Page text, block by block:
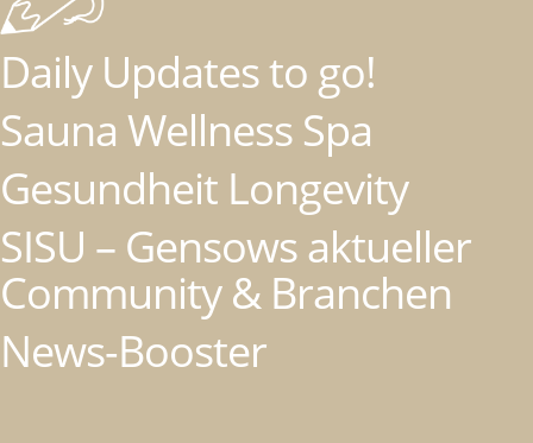
Daily Updates to go!
Sauna Wellness Spa
Gesundheit Longevity
SISU – Gensows aktueller
Community & Branchen
News-Booster